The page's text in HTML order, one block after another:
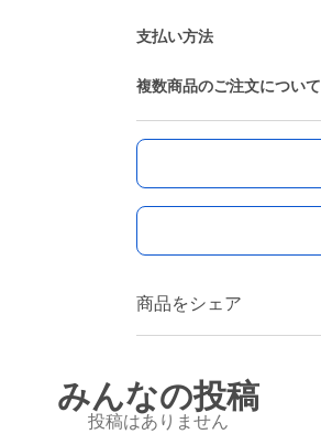
支払い方法
複数商品のご注文について
商品をシェア
みんなの投稿
投稿はありません